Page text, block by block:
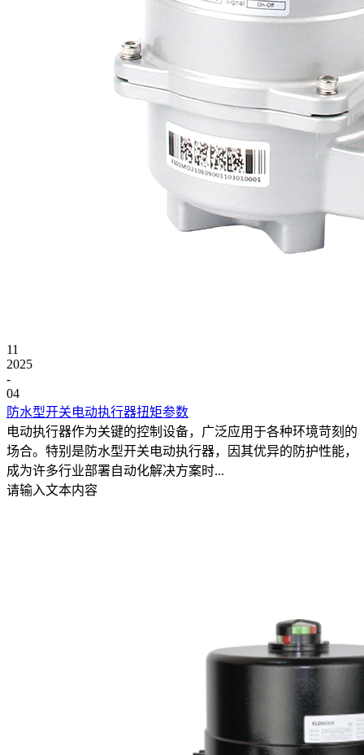
11
2025
-
04
防水型开关电动执行器扭矩参数
电动执行器作为关键的控制设备，广泛应用于各种环境苛刻的
场合。特别是防水型开关电动执行器，因其优异的防护性能，
成为许多行业部署自动化解决方案时...
请输入文本内容